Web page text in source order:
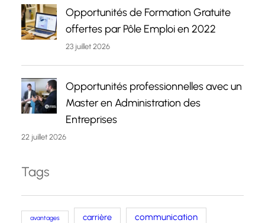
Opportunités de Formation Gratuite
offertes par Pôle Emploi en 2022
23 juillet 2026
Opportunités professionnelles avec un
Master en Administration des
Entreprises
22 juillet 2026
Tags
avantages carrière communication